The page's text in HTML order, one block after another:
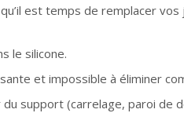
est temps de remplacer vos
le silicone.
et impossible à éliminer
support (carrelage, paroi de